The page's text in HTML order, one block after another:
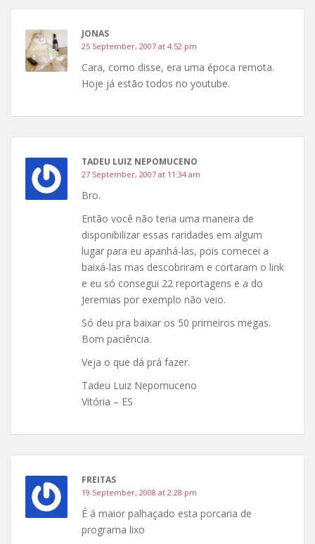
JONAS
25 September, 2007 at 4:52 pm
Cara, como disse, era uma época remota.
Hoje já estão todos no youtube.
TADEU LUIZ NEPOMUCENO
27 September, 2007 at 11:34 am
Bro.
Então você não teria uma maneira de
disponibilizar essas raridades em algum
lugar para eu apanhá-las, pois comecei a
baixá-las mas descobriram e cortaram o link
e eu só consegui 22 reportagens e a do
Jeremias por exemplo não veio.
Só deu pra baixar os 50 primeiros megas.
Bom paciência.
Veja o que dá prá fazer.
Tadeu Luiz Nepomuceno
Vitória – ES
FREITAS
19 September, 2008 at 2:28 pm
É á maior palhaçado esta porcaria de
programa lixo